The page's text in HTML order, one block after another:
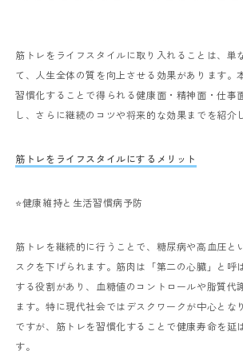
筋トレをライフスタイルに取り入れることは、単
て、人生全体の質を向上させる効果があります。
習慣化することで得られる健康面・精神面・仕事
し、さらに継続のコツや将来的な効果までを紹介
筋トレをライフスタイルにするメリット
⭐️健康維持と生活習慣病予防
筋トレを継続的に行うことで、糖尿病や高血圧と
スクを下げられます。筋肉は「第二の心臓」と呼
する役割があり、血糖値のコントロールや脂質代
ます。特に現代社会ではデスクワークが中心とな
ですが、筋トレを習慣化することで健康寿命を延
す。